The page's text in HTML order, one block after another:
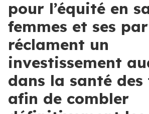
pour l’équité en
femmes et ses
réclament un
investissement
dans la santé des
afin de combler